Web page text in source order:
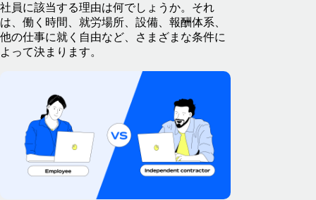
社員に該当する理由は何でしょうか。それ
は、働く時間、就労場所、設備、報酬体系、
他の仕事に就く自由など、さまざまな条件に
よって決まります。